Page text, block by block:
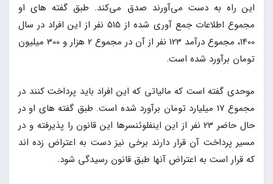
این راه به دست می‌آورند صدق می‌کند. طبق گفته های او
مجموع اطلاعات جمع آوری شده از 515 نفر از این افراد در سال
1400، مجموع درآمد 123 نفر از آن در مجموع 2 هزار و 300 میلیون
تومان برآورد شده است.
موحدی گفته است که مالیاتی که این افراد باید پرداخت کنند در
مجموع 17 میلیارد تومان برآورد شده است. طبق گفته های او در
حال حاضر 23 نفر از این اینفلوئنسرها این قانون را پذیرفته و در
مسیر پرداخت آن قرار دارند برخی نیز دست به اعتراض زده اند
که قرار است به اعتراض آنها طبق قانون رسیدگی شود.